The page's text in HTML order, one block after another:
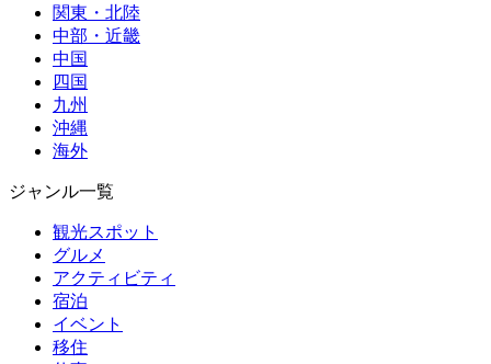
関東・北陸
中部・近畿
中国
四国
九州
沖縄
海外
ジャンル一覧
観光スポット
グルメ
アクティビティ
宿泊
イベント
移住